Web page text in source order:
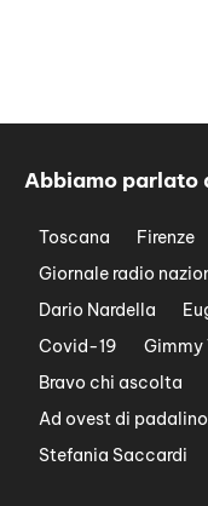
Abbiamo parlato
Toscana Firenze
Giornale radio
Dario Nardella
Covid-19
Gimmy
Bravo chi ascolta
Ad ovest di padalino
Stefania Saccardi